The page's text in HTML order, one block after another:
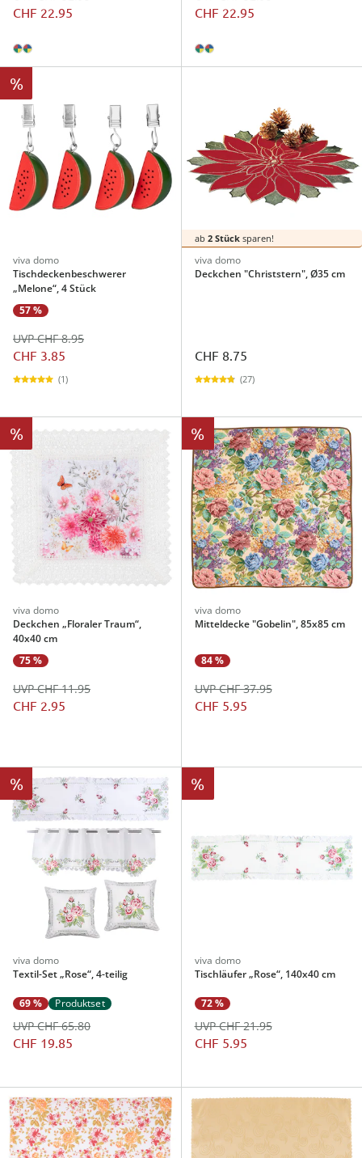
CHF 22.95 CHF 22.95
%
viva domo
Tischdeckenbeschwerer
„Melone“, 4 Stück
57 %
CHF 3.85
UVP CHF 8.95
(1)
ab 2 Stücksparen!
viva domo
Deckchen "Christstern", Ø35 cm
CHF 8.75
(27)
%
viva domo
Deckchen „Floraler Traum“,
40x40 cm
75 %
CHF 2.95
UVP CHF 11.95
%
viva domo
Mitteldecke "Gobelin", 85x85 cm
84 %
CHF 5.95
UVP CHF 37.95
%
viva domo
Textil-Set „Rose“, 4-teilig
69 % Produktset
CHF 19.85
UVP CHF 65.80
%
viva domo
Tischläufer „Rose“, 140x40 cm
72 %
CHF 5.95
UVP CHF 21.95